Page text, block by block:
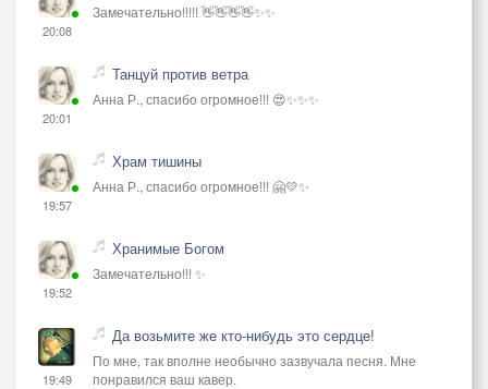
20:08
Замечательно!!!!! 👋👋👋👋✨✨
20:01
Танцуй против ветра
Анна Р., спасибо огромное!!! 😍✨✨✨
19:57
Храм тишины
Анна Р., спасибо огромное!!! 🤗💛✨
19:52
Хранимые Богом
Замечательно!!! ✨
19:49
Да возьмите же кто-нибудь это сердце!
По мне, так вполне необычно зазвучала песня. Мне
понравился ваш кавер.